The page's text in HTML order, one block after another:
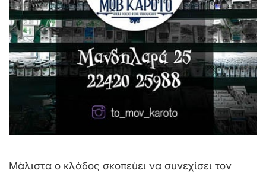
Μάλιστα ο κλάδος σκοπεύει να συνεχίσει τον